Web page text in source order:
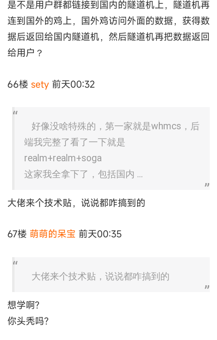
是不是用户群都链接到国内的隧道机上，隧道机再
连到国外的鸡上，国外鸡访问外面的数据，获得数
据后返回给国内隧道机，然后隧道机再把数据返回
给用户？
66楼 sety 前天00:32
好像没啥特殊的，第一家就是whmcs，后
端我完整了看了一下就是
realm+realm+soga
这家我全拿下了，包括国内 ...
大佬来个技术贴，说说都咋搞到的
67楼 萌萌的呆宝 前天00:35
大佬来个技术贴，说说都咋搞到的
想学啊?
你头秃吗?